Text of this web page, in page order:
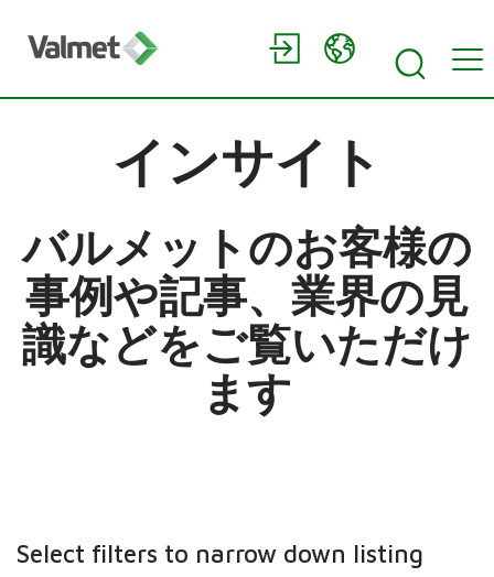
インサイト
バルメットのお客様の
事例や記事、業界の見
識などをご覧いただけ
ます
Select filters to narrow down listing